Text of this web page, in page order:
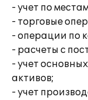
- учет по
- торговые
- операции по
- расчеты с
- учет
активов;
- учет